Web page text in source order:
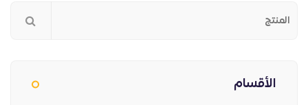
الأقسام